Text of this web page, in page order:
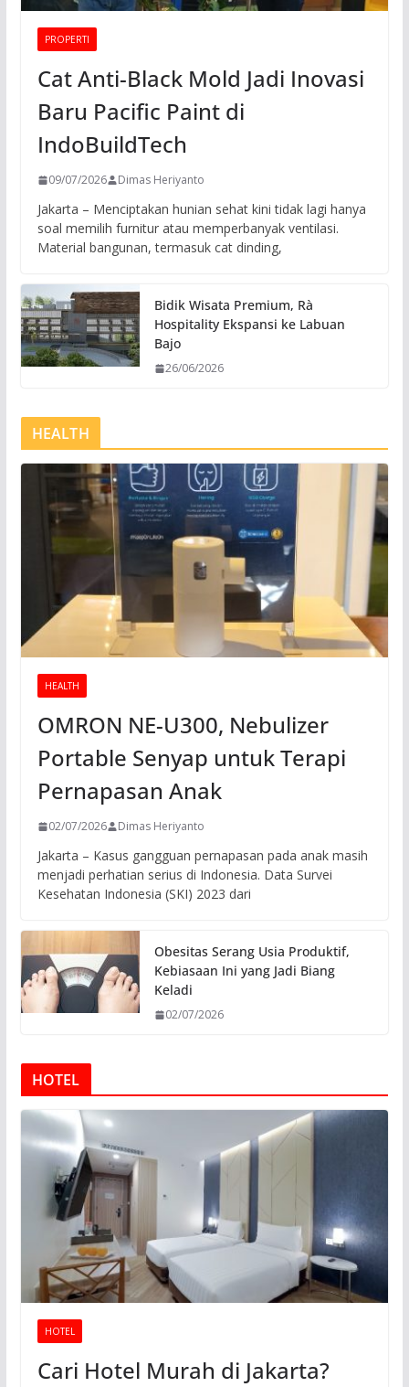
PROPERTI
Cat Anti-Black Mold Jadi Inovasi
Baru Pacific Paint di
IndoBuildTech
09/07/2026 Dimas Heriyanto
Jakarta – Menciptakan hunian sehat kini tidak lagi hanya
soal memilih furnitur atau memperbanyak ventilasi.
Material bangunan, termasuk cat dinding,
Bidik Wisata Premium, Rà
Hospitality Ekspansi ke Labuan
Bajo
26/06/2026
HEALTH
HEALTH
OMRON NE-U300, Nebulizer
Portable Senyap untuk Terapi
Pernapasan Anak
02/07/2026 Dimas Heriyanto
Jakarta – Kasus gangguan pernapasan pada anak masih
menjadi perhatian serius di Indonesia. Data Survei
Kesehatan Indonesia (SKI) 2023 dari
Obesitas Serang Usia Produktif,
Kebiasaan Ini yang Jadi Biang
Keladi
02/07/2026
HOTEL
HOTEL
Cari Hotel Murah di Jakarta?